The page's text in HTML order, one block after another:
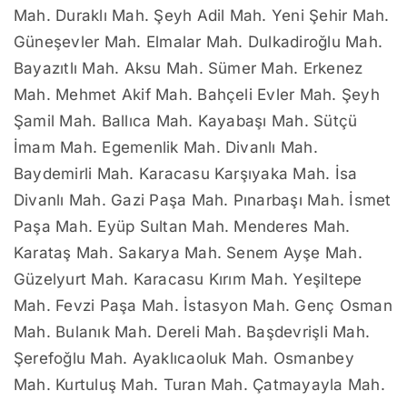
Mah. Duraklı Mah. Şeyh Adil Mah. Yeni Şehir Mah.
Güneşevler Mah. Elmalar Mah. Dulkadiroğlu Mah.
Bayazıtlı Mah. Aksu Mah. Sümer Mah. Erkenez
Mah. Mehmet Akif Mah. Bahçeli Evler Mah. Şeyh
Şamil Mah. Ballıca Mah. Kayabaşı Mah. Sütçü
İmam Mah. Egemenlik Mah. Divanlı Mah.
Baydemirli Mah. Karacasu Karşıyaka Mah. İsa
Divanlı Mah. Gazi Paşa Mah. Pınarbaşı Mah. İsmet
Paşa Mah. Eyüp Sultan Mah. Menderes Mah.
Karataş Mah. Sakarya Mah. Senem Ayşe Mah.
Güzelyurt Mah. Karacasu Kırım Mah. Yeşiltepe
Mah. Fevzi Paşa Mah. İstasyon Mah. Genç Osman
Mah. Bulanık Mah. Dereli Mah. Başdevrişli Mah.
Şerefoğlu Mah. Ayaklıcaoluk Mah. Osmanbey
Mah. Kurtuluş Mah. Turan Mah. Çatmayayla Mah.